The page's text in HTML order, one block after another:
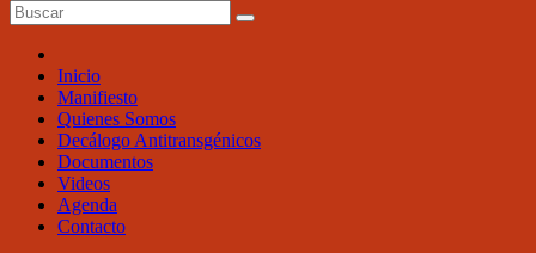
Inicio
Manifiesto
Quienes Somos
Decálogo Antitransgénicos
Documentos
Videos
Agenda
Contacto